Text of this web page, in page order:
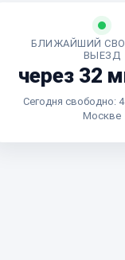
БЛИЖАЙШИЙ
ВЫЕЗД
через 32
Сегодня свободно:
Москве